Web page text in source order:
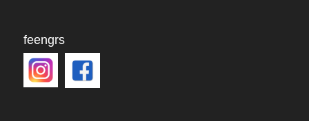
feengrs